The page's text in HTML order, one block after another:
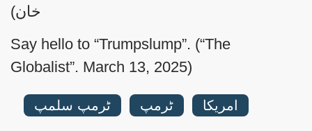
خان)
Say hello to “Trumpslump”. (“The
Globalist”. March 13, 2025)
امریکا ٹرمپ ٹرمپ سلمپ